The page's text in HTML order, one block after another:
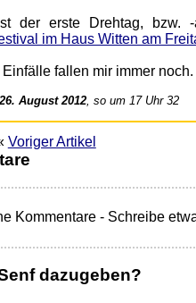
der erste Drehtag, bzw.
im Haus Witten am
fallen mir immer noch.
26. August 2012, so um 17 Uhr 32
Voriger Artikel
Kommentare - Schreibe
dazugeben?